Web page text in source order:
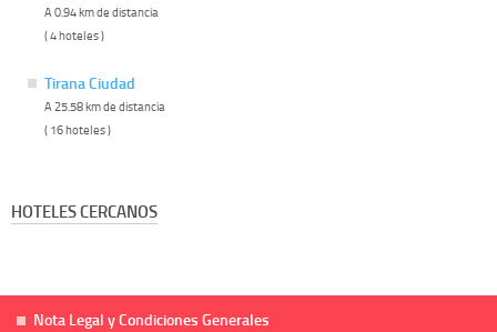
A 0.94 km de distancia
( 4 hoteles )
Tirana Ciudad
A 25.58 km de distancia
( 16 hoteles )
HOTELES CERCANOS
Nota Legal y Condiciones Generales